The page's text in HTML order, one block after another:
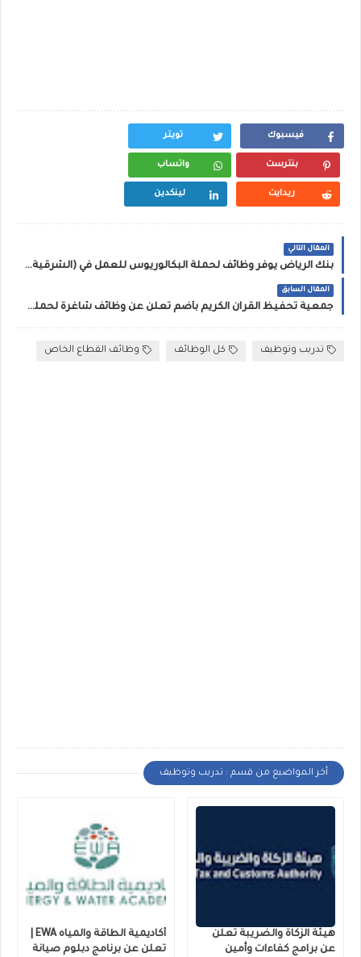
فيسبوك تويتر
بنترست واتساب
ريدايت لينكدين
المقال التالي
بنك الرياض يوفر وظائف لحملة البكالوريوس للعمل في (الشرقية، الغربية، الوسطى)
المقال السابق
جمعية تحفيظ القرآن الكريم بأضم تعلن عن وظائف شاغرة لحملة الدبلوم فما فوق
تدريب وتوظيف كل الوظائف وظائف القطاع الخاص
أخر المواضيع من قسم : تدريب وتوظيف
هيئة الزكاة والضريبة تعلن
عن برامج كفاءات وأمين
تعلن عن برنامج دبلوم صيانة